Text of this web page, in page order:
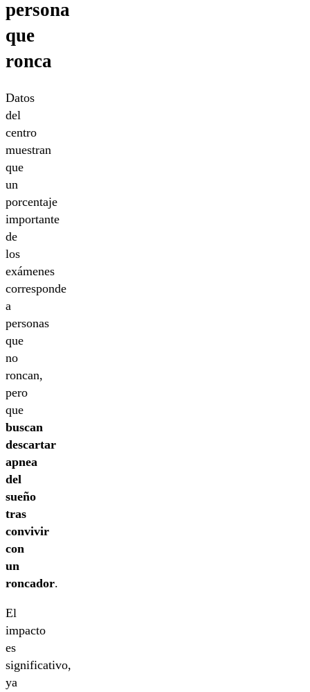
persona
que
ronca
Datos
del
centro
muestran
que
un
porcentaje
importante
de
los
exámenes
corresponde
a
personas
que
no
roncan,
pero
que
buscan
descartar
apnea
del
sueño
tras
convivir
con
un
roncador.
El
impacto
es
significativo,
ya